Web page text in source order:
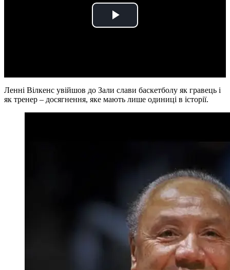
Play
Ленні Вілкенс увійшов до Зали слави баскетболу як гравець і
як тренер – досягнення, яке мають лише одиниці в історії.